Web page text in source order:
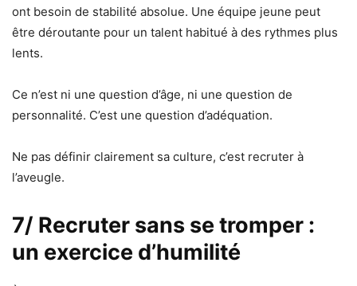
ont besoin de stabilité absolue. Une équipe jeune peut
être déroutante pour un talent habitué à des rythmes plus
lents.
Ce n’est ni une question d’âge, ni une question de
personnalité. C’est une question d’adéquation.
Ne pas définir clairement sa culture, c’est recruter à
l’aveugle.
7/ Recruter sans se tromper :
un exercice d’humilité